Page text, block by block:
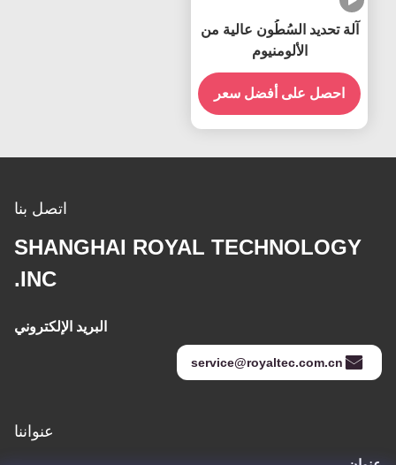
آلة تحديد السُطُون عالية من
الألومنيوم
احصل على أفضل سعر
اتصل بنا
SHANGHAI ROYAL TECHNOLOGY
INC.
البريد الإلكتروني
service@royaltec.com.cn
عنواننا